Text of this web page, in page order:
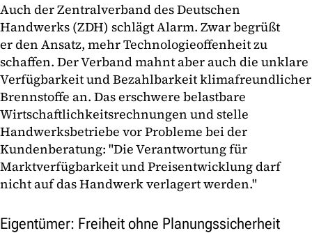
Auch der Zentralverband des Deutschen
Handwerks (ZDH) schlägt Alarm. Zwar begrüßt
er den Ansatz, mehr Technologieoffenheit zu
schaffen. Der Verband mahnt aber auch die unklare
Verfügbarkeit und Bezahlbarkeit klimafreundlicher
Brennstoffe an. Das erschwere belastbare
Wirtschaftlichkeitsrechnungen und stelle
Handwerksbetriebe vor Probleme bei der
Kundenberatung: "Die Verantwortung für
Marktverfügbarkeit und Preisentwicklung darf
nicht auf das Handwerk verlagert werden."
Eigentümer: Freiheit ohne Planungssicherheit